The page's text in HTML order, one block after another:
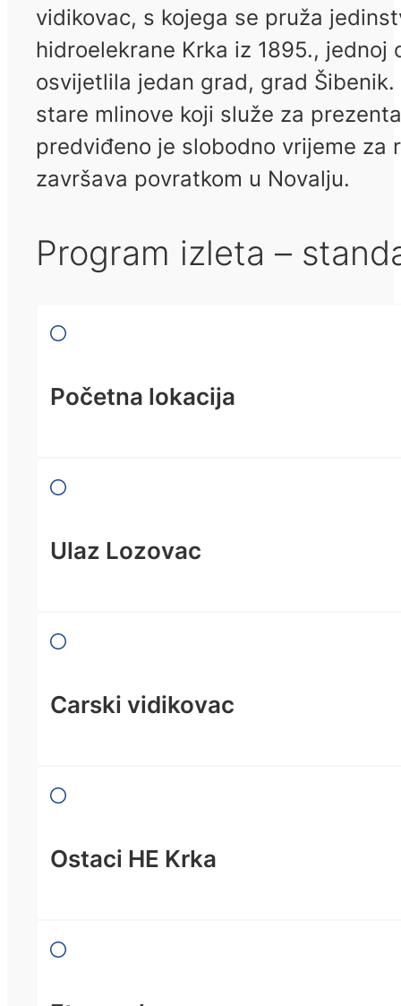
vidikovac, s kojega se pruža
hidroelekrane Krka iz 1895.,
osvijetlila jedan grad, grad
stare mlinove koji služe za
predviđeno je slobodno vrijeme za
završava povratkom u Novalju.
Program izleta –
Početna lokacija
Ulaz Lozovac
Carski vidikovac
Ostaci HE Krka